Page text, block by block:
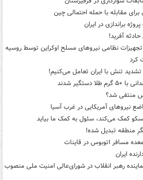
برای مقابله با حمله احتمالی چین
براندازی در ایران
آفرید!
تجهیزات نظامی نیروهای مسلح اوکراین توسط روسیه
کرد
تنش با ایران تعامل می‌کنیم!
منتفی شد؟
نیروهای آمریکایی در غرب آسیا
کمک می‌کند، سئول به کمک ما بیاید
منطقه تبدیل شده!
ایران
رهبر انقلاب در شورای‌عالی امنیت ملی منصوب